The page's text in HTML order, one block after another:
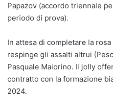
Papazov (accordo triennale
periodo di prova).
In attesa di completare la
respinge gli assalti altrui
Pasquale Maiorino. Il jolly
contratto con la formazione
2024.